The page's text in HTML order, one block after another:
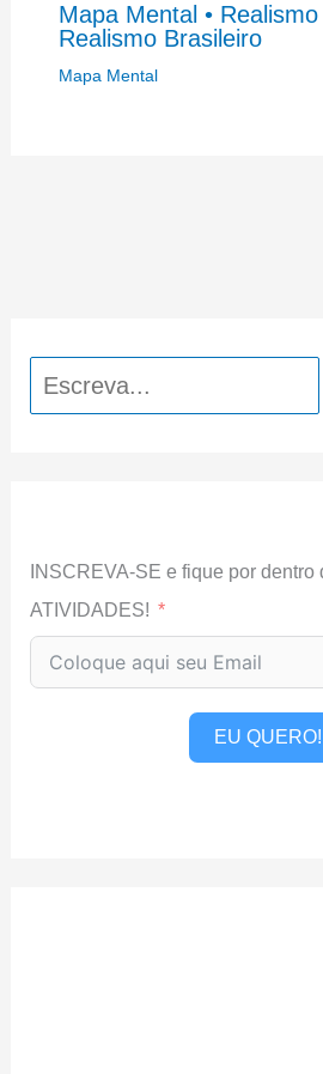
Mapa Mental •
Realismo Brasileiro
Mapa Mental
Pesquisar
INSCREVA-SE e fique por dentro
ATIVIDADES!
EU QUERO!